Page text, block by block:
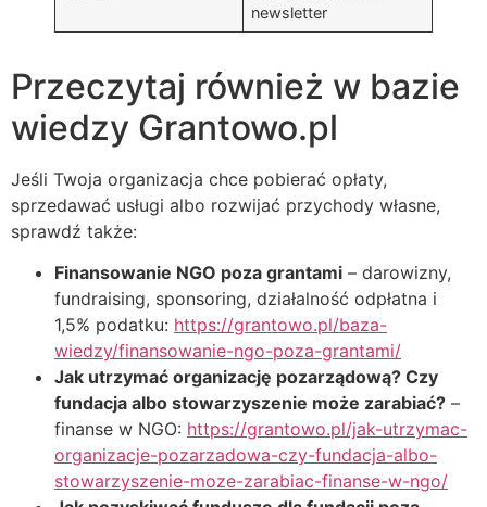
newsletter
Przeczytaj również w bazie
wiedzy Grantowo.pl
Jeśli Twoja organizacja chce pobierać opłaty,
sprzedawać usługi albo rozwijać przychody własne,
sprawdź także:
Finansowanie NGO poza grantami – darowizny,
fundraising, sponsoring, działalność odpłatna i
1,5% podatku: https://grantowo.pl/baza-
wiedzy/finansowanie-ngo-poza-grantami/
Jak utrzymać organizację pozarządową? Czy
fundacja albo stowarzyszenie może zarabiać? –
finanse w NGO: https://grantowo.pl/jak-utrzymac-
organizacje-pozarzadowa-czy-fundacja-albo-
stowarzyszenie-moze-zarabiac-finanse-w-ngo/